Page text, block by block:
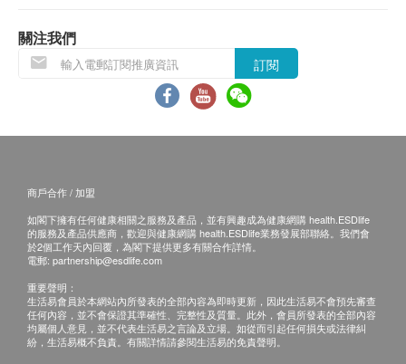
作用，長食有益。
藥會損害肝臟。要保護肝臟，食用補肝素，
-經常高脂飲食的您：長期進食加工，煎炸食
物，體內脂肪熱毒過多，毒素積聚。食補肝
素，您可解肝脂肪、肝勞損，令您日日好精
神！
-長期過勞的您：注意長期精神不振，精力不
足，會面色不佳，脾氣易燥。食補肝素，可
避免肝疲勞所引致的健康風險，有助改善容
顏憔悴，及面色面黃蒼白的問題，令您天天
退換條款：
當顧客收取已訂購之貨品時，有責任檢查貨品是否
有損毀情況，一經確認簽收，恕不接受退換。
退換產品必須包裝完整，如退換之產品有任何殘缺
ASANA 360 客戶服務部跟進。
電郵：cs@asana360global.com
關注我們
訂閱
商戶合作 / 加盟
如閣下擁有任何健康相關之服務及產品，並有興趣成為健康網購 health.ESDlife
的服務及產品供應商，歡迎與健康網購 health.ESDlife業務發展部聯絡。我們會
於2個工作天內回覆，為閣下提供更多有關合作詳情。
電郵: partnership@esdlife.com
重要聲明：
生活易會員於本網站內所發表的全部內容為即時更新，因此生活易不會預先審查
任何內容，並不會保證其準確性、完整性及質量。此外，會員所發表的全部內容
均屬個人意見，並不代表生活易之言論及立場。如從而引起任何損失或法律糾
紛，生活易概不負責。有關詳情請參閱生活易的免責聲明。